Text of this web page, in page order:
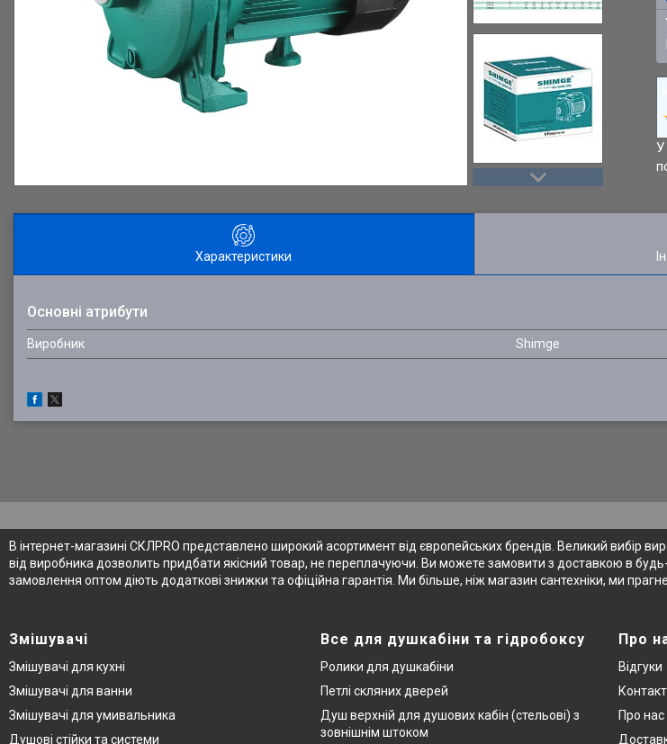
У
Характеристики
Основні атрибути
Виробник Shimge
В інтернет-магазині СКЛPRO представлено широкий асортимент від європейських брендів. Великий вибір
від виробника дозволить придбати якісний товар, не переплачуючи. Ви можете замовити з доставкою в
замовлення оптом діють додаткові знижки та офіційна гарантія. Ми більше, ніж магазин сантехніки, ми
Змішувачі
Змішувачі для кухні
Змішувачі для ванни
Змішувачі для умивальника
Душові стійки та системи
Все для душкабіни та гідробоксу
Ролики для душкабіни
Петлі скляних дверей
Душ верхній для душових кабін (стельові) з
зовнішнім штоком
Про
Відгуки
Про нас